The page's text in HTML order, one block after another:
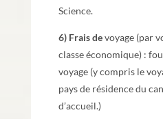
Science.
6)Frais devoyage (par
classe économique) :
voyage (y compris le
pays de résidence du
d’accueil.)